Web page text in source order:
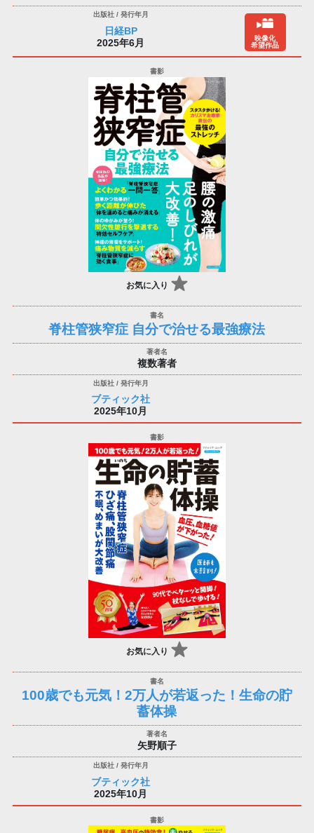
日経BP
2025年6月
映像化
希望作品
お気に入り
脊柱管狭窄症 自分で治せる最強療法
複数著者
ブティック社
2025年10月
お気に入り
100歳でも元気！2万人が若返った！生命の貯
蓄体操
矢野順子
ブティック社
2025年10月